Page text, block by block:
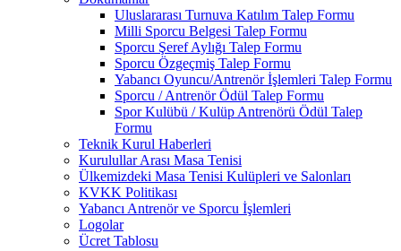
Uluslararası Turnuva Katılım Talep Formu
Milli Sporcu Belgesi Talep Formu
Sporcu Şeref Aylığı Talep Formu
Sporcu Özgeçmiş Talep Formu
Yabancı Oyuncu/Antrenör İşlemleri Talep Formu
Sporcu / Antrenör Ödül Talep Formu
Spor Kulübü / Kulüp Antrenörü Ödül Talep
Formu
Teknik Kurul Haberleri
Kurulullar Arası Masa Tenisi
Ülkemizdeki Masa Tenisi Kulüpleri ve Salonları
KVKK Politikası
Yabancı Antrenör ve Sporcu İşlemleri
Logolar
Ücret Tablosu